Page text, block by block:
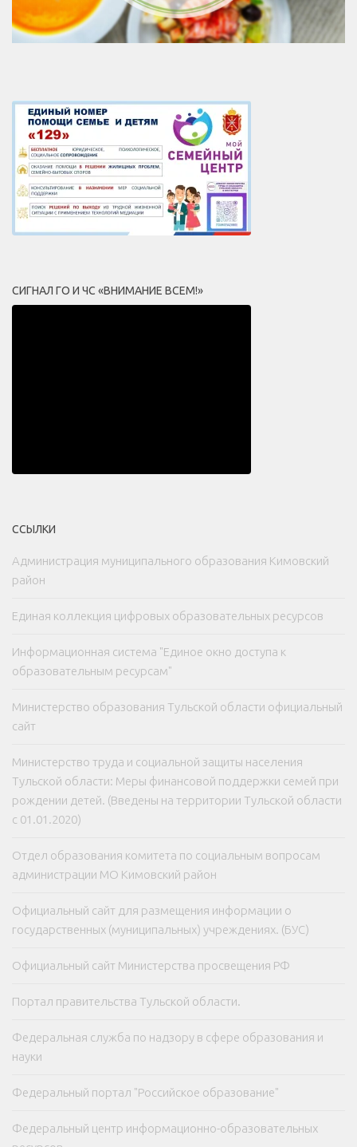
СИГНАЛ ГО И ЧС «ВНИМАНИЕ ВСЕМ!»
ССЫЛКИ
Администрация муниципального образования Кимовский
район
Единая коллекция цифровых образовательных ресурсов
Информационная система "Единое окно доступа к
образовательным ресурсам"
Министерство образования Тульской области официальный
сайт
Министерство труда и социальной защиты населения
Тульской области: Меры финансовой поддержки семей при
рождении детей. (Введены на территории Тульской области
с 01.01.2020)
Отдел образования комитета по социальным вопросам
администрации МО Кимовский район
Официальный сайт для размещения информации о
государственных (муниципальных) учреждениях. (БУС)
Официальный сайт Министерства просвещения РФ
Портал правительства Тульской области.
Федеральная служба по надзору в сфере образования и
науки
Федеральный портал "Российское образование"
Федеральный центр информационно-образовательных